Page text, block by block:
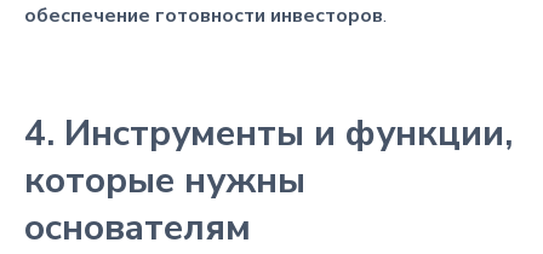
обеспечение готовности инвесторов.
4. Инструменты и функции,
которые нужны
основателям